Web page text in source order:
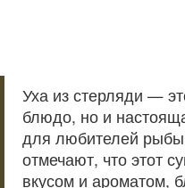
Уха из стерляди —
блюдо, но и
для любителей
отмечают, что этот
вкусом и ароматом,